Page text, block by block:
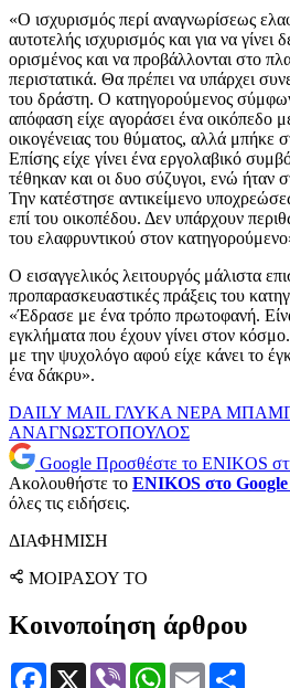
«Ο ισχυρισμός περί αναγνωρίσεως
αυτοτελής ισχυρισμός και για να γίνει
ορισμένος και να προβάλλονται στο
περιστατικά. Θα πρέπει να υπάρχει
του δράστη. Ο κατηγορούμενος
απόφαση είχε αγοράσει ένα οικόπεδο
οικογένειας του θύματος, αλλά μπήκε
Επίσης είχε γίνει ένα εργολαβικό
τέθηκαν και οι δυο σύζυγοι, ενώ ήταν
Την κατέστησε αντικείμενο
επί του οικοπέδου. Δεν υπάρχουν
του ελαφρυντικού στον
Ο εισαγγελικός λειτουργός μάλιστα
προπαρασκευαστικές πράξεις του
«Έδρασε με ένα τρόπο πρωτοφανή.
εγκλήματα που έχουν γίνει στον
με την ψυχολόγο αφού είχε κάνει το
ένα δάκρυ».
DAILY MAIL ΓΛΥΚΑ ΝΕΡΑ
ΑΝΑΓΝΩΣΤΟΠΟΥΛΟΣ
Google Προσθέστε το ENIKOS
Ακολουθήστε το ENIKOS στο
όλες τις ειδήσεις.
ΔΙΑΦΗΜΙΣΗ
ΜΟΙΡΑΣΟΥ ΤΟ
Κοινοποίηση άρθρου
Facebook
X Viber WhatsApp
Email